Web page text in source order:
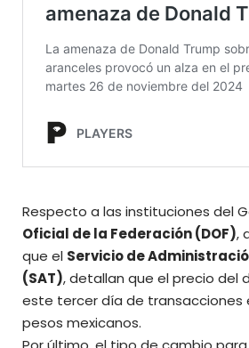
Respecto a las instituciones del
Oficial de la Federación (DOF),
que el Servicio de
(SAT), detallan que el precio del
este tercer día de transacciones
pesos mexicanos.